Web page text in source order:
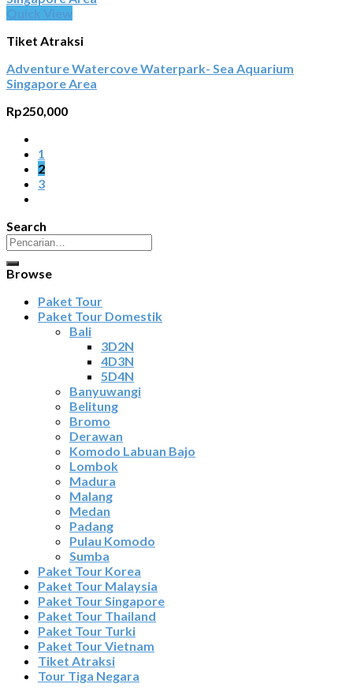
Tiket Atraksi
Adventure Watercove Waterpark- Sea Aquarium
Singapore Area
Rp250,000
1
2
3
Search
Pencarian
untuk:
Browse
Paket Tour
Paket Tour Domestik
Bali
3D2N
4D3N
5D4N
Banyuwangi
Belitung
Bromo
Derawan
Komodo Labuan Bajo
Lombok
Madura
Malang
Medan
Padang
Pulau Komodo
Sumba
Paket Tour Korea
Paket Tour Malaysia
Paket Tour Singapore
Paket Tour Thailand
Paket Tour Turki
Paket Tour Vietnam
Tiket Atraksi
Tour Tiga Negara